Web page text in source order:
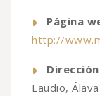
Página
http://
Laudio, Álava